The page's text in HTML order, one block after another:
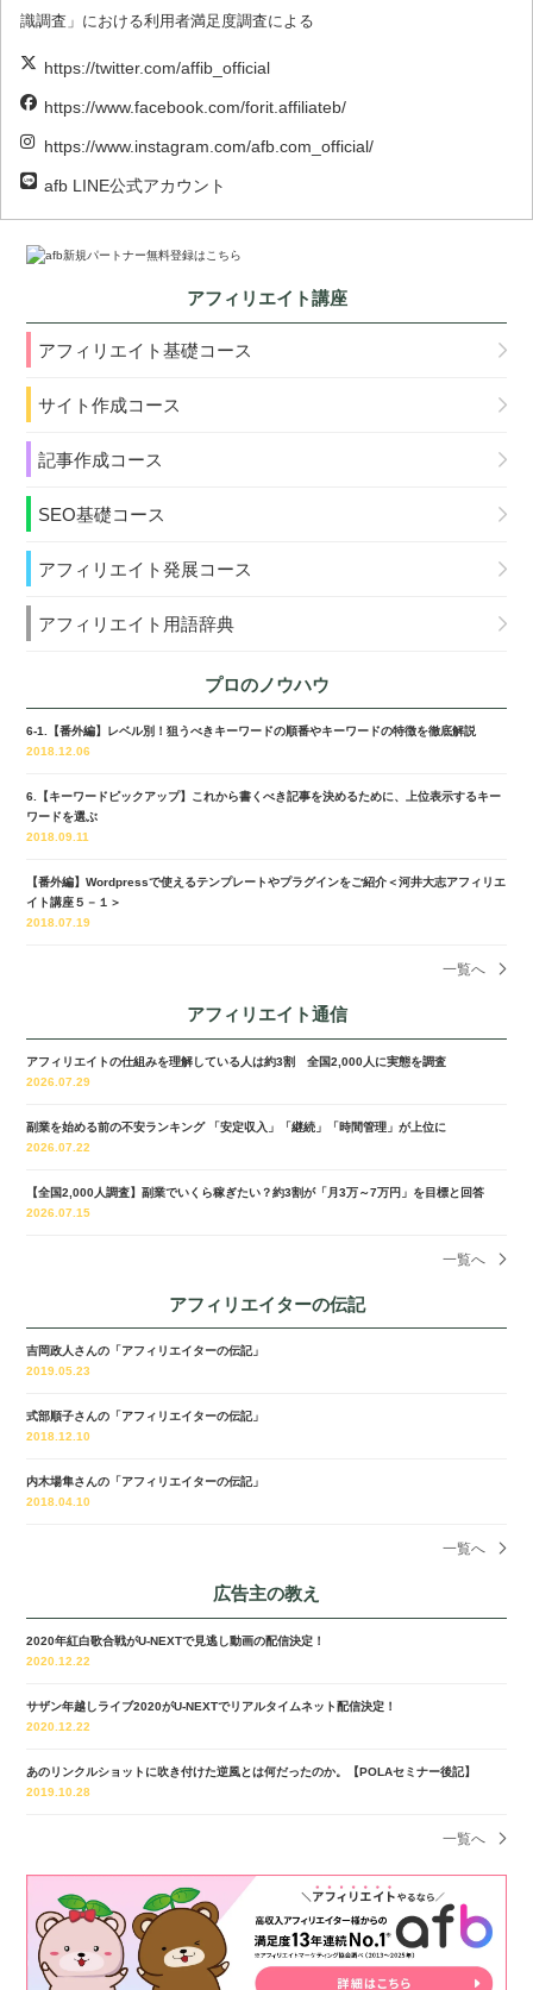
識調査」における利用者満足度調査による
https://twitter.com/affib_official
https://www.facebook.com/forit.affiliateb/
https://www.instagram.com/afb.com_official/
afb LINE公式アカウント
アフィリエイト講座
アフィリエイト基礎コース
サイト作成コース
記事作成コース
SEO基礎コース
アフィリエイト発展コース
アフィリエイト用語辞典
プロのノウハウ
6-1.【番外編】レベル別！狙うべきキーワードの順番やキーワードの特徴を徹底解説
2018.12.06
6.【キーワードピックアップ】これから書くべき記事を決めるために、上位表示するキー
ワードを選ぶ
2018.09.11
【番外編】Wordpressで使えるテンプレートやプラグインをご紹介＜河井大志アフィリエ
イト講座５－１＞
2018.07.19
一覧へ
アフィリエイト通信
アフィリエイトの仕組みを理解している人は約3割 全国2,000人に実態を調査
2026.07.29
副業を始める前の不安ランキング 「安定収入」「継続」「時間管理」が上位に
2026.07.22
【全国2,000人調査】副業でいくら稼ぎたい？約3割が「月3万～7万円」を目標と回答
2026.07.15
一覧へ
アフィリエイターの伝記
吉岡政人さんの「アフィリエイターの伝記」
2019.05.23
式部順子さんの「アフィリエイターの伝記」
2018.12.10
内木場隼さんの「アフィリエイターの伝記」
2018.04.10
一覧へ
広告主の教え
2020年紅白歌合戦がU-NEXTで見逃し動画の配信決定！
2020.12.22
サザン年越しライブ2020がU-NEXTでリアルタイムネット配信決定！
2020.12.22
あのリンクルショットに吹き付けた逆風とは何だったのか。【POLAセミナー後記】
2019.10.28
一覧へ